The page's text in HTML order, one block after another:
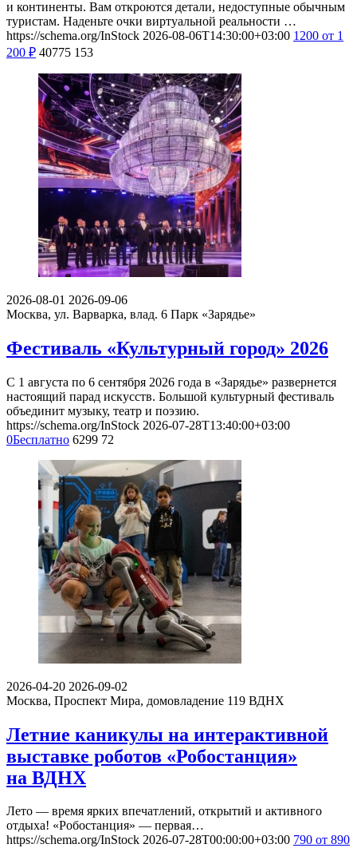
и континенты. Вам откроются детали, недоступные обычным
туристам. Наденьте очки виртуальной реальности …
https://schema.org/InStock 2026-08-06T14:30:00+03:00 1200 от 1
200 ₽ 40775 153
2026-08-01 2026-09-06
Москва, ул. Варварка, влад. 6 Парк «Зарядье»
Фестиваль «Культурный город» 2026
С 1 августа по 6 сентября 2026 года в «Зарядье» развернется
настоящий парад искусств. Большой культурный фестиваль
объединит музыку, театр и поэзию.
https://schema.org/InStock 2026-07-28T13:40:00+03:00
0Бесплатно 6299 72
2026-04-20 2026-09-02
Москва, Проспект Мира, домовладение 119 ВДНХ
Летние каникулы на интерактивной
выставке роботов «Робостанция»
на ВДНХ
Лето — время ярких впечатлений, открытий и активного
отдыха! «Робостанция» — первая…
https://schema.org/InStock 2026-07-28T00:00:00+03:00 790 от 890